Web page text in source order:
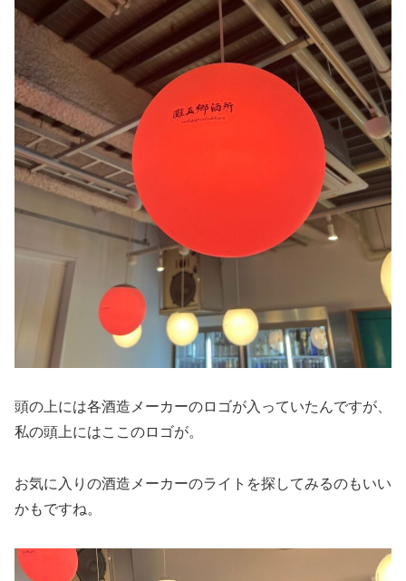
頭の上には各酒造メーカーのロゴが入っていたんですが、
私の頭上にはここのロゴが。
お気に入りの酒造メーカーのライトを探してみるのもいい
かもですね。